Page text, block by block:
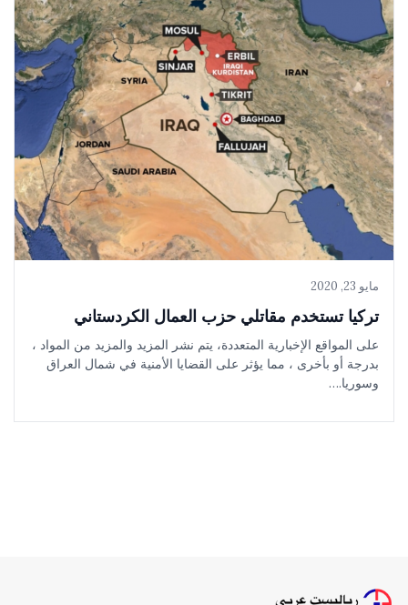
مايو 23, 2020
تركيا تستخدم مقاتلي حزب العمال الكردستاني
على المواقع الإخبارية المتعددة، يتم نشر المزيد والمزيد من المواد ،
بدرجة أو بأخرى ، مما يؤثر على القضايا الأمنية في شمال العراق
وسوريا.…